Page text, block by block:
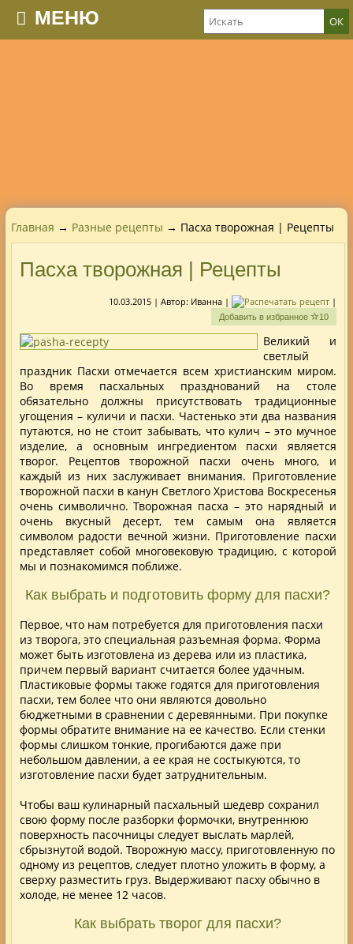
МЕНЮ
Главная → Разные рецепты → Пасха творожная | Рецепты
Пасха творожная | Рецепты
10.03.2015 | Автор: Иванна| |
Добавить в избранное 10
Великий и
светлый
праздник Пасхи отмечается всем христианским миром.
Во время пасхальных празднований на столе
обязательно должны присутствовать традиционные
угощения – куличи и пасхи. Частенько эти два названия
путаются, но не стоит забывать, что кулич – это мучное
изделие, а основным ингредиентом пасхи является
творог. Рецептов творожной пасхи очень много, и
каждый из них заслуживает внимания. Приготовление
творожной пасхи в канун Светлого Христова Воскресенья
очень символично. Творожная пасха – это нарядный и
очень вкусный десерт, тем самым она является
символом радости вечной жизни. Приготовление пасхи
представляет собой многовековую традицию, с которой
мы и познакомимся поближе.
Как выбрать и подготовить форму для пасхи?
Первое, что нам потребуется для приготовления пасхи
из творога, это специальная разъемная форма. Форма
может быть изготовлена из дерева или из пластика,
причем первый вариант считается более удачным.
Пластиковые формы также годятся для приготовления
пасхи, тем более что они являются довольно
бюджетными в сравнении с деревянными. При покупке
формы обратите внимание на ее качество. Если стенки
формы слишком тонкие, прогибаются даже при
небольшом давлении, а ее края не состыкуются, то
изготовление пасхи будет затруднительным.
Чтобы ваш кулинарный пасхальный шедевр сохранил
свою форму после разборки формочки, внутреннюю
поверхность пасочницы следует выслать марлей,
сбрызнутой водой. Творожную массу, приготовленную по
одному из рецептов, следует плотно уложить в форму, а
сверху разместить груз. Выдерживают пасху обычно в
холоде, не менее 12 часов.
Как выбрать творог для пасхи?